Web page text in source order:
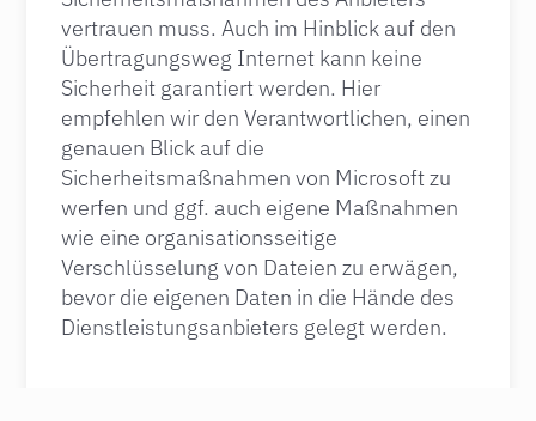
vertrauen muss. Auch im Hinblick auf den
Übertragungsweg Internet kann keine
Sicherheit garantiert werden. Hier
empfehlen wir den Verantwortlichen, einen
genauen Blick auf die
Sicherheitsmaßnahmen von Microsoft zu
werfen und ggf. auch eigene Maßnahmen
wie eine organisationsseitige
Verschlüsselung von Dateien zu erwägen,
bevor die eigenen Daten in die Hände des
Dienstleistungsanbieters gelegt werden.